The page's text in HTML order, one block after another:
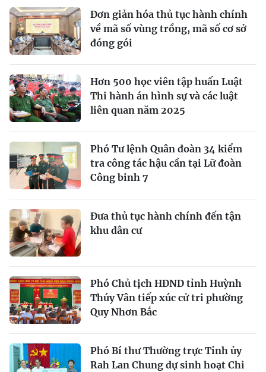
Đơn giản hóa thủ tục hành chính
về mã số vùng trồng, mã số cơ sở
đóng gói
Hơn 500 học viên tập huấn Luật
Thi hành án hình sự và các luật
liên quan năm 2025
Phó Tư lệnh Quân đoàn 34 kiểm
tra công tác hậu cần tại Lữ đoàn
Công binh 7
Ðưa thủ tục hành chính đến tận
khu dân cư
Phó Chủ tịch HĐND tỉnh Huỳnh
Thúy Vân tiếp xúc cử tri phường
Quy Nhơn Bắc
Phó Bí thư Thường trực Tỉnh ủy
Rah Lan Chung dự sinh hoạt Chi